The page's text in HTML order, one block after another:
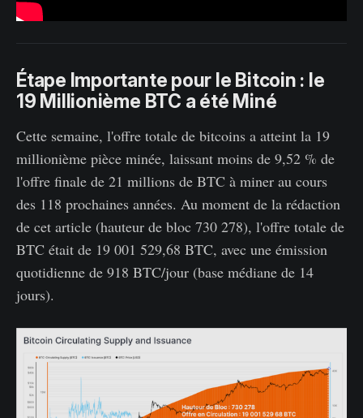
Étape Importante pour le Bitcoin : le
19 Millionième BTC a été Miné
Cette semaine, l'offre totale de bitcoins a atteint la 19
millionième pièce minée, laissant moins de 9,52 % de
l'offre finale de 21 millions de BTC à miner au cours
des 118 prochaines années. Au moment de la rédaction
de cet article (hauteur de bloc 730 278), l'offre totale de
BTC était de 19 001 529,68 BTC, avec une émission
quotidienne de 918 BTC/jour (base médiane de 14
jours).